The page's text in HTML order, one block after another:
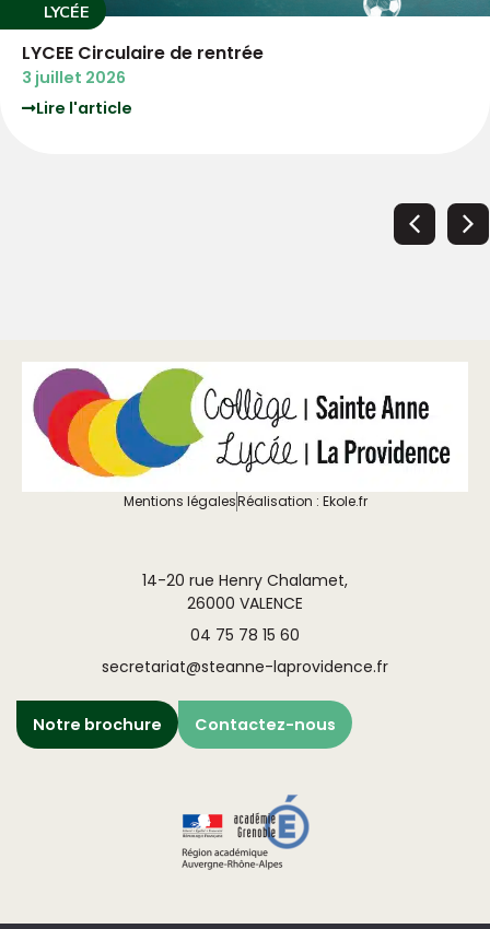
rentrée
LYCÉE
Mentions légalesRéalisation : Ekole.fr
14-20 rue Henry Chalamet,
26000 VALENCE
04 75 78 15 60
secretariat@steanne-laprovidence.fr
Notre brochure Contactez-nous